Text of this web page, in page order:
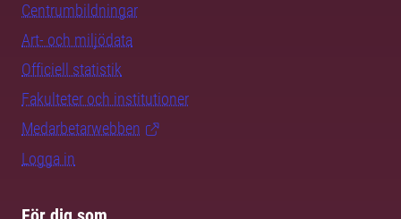
Centrumbildningar
Art- och miljödata
Officiell statistik
Fakulteter och institutioner
Medarbetarwebben
Logga in